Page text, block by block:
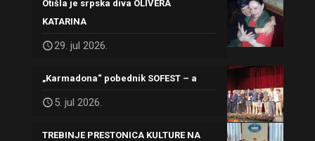
Otišla je srpska diva OLIVERA
KATARINA
29. jul 2026.
„Karmadona“ pobednik SOFEST – a
5. jul 2026.
TREBINJE PRESTONICA KULTURE NA